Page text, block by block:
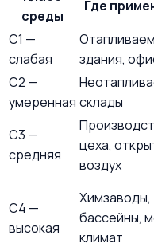
среды
Где
C1 —
слабая
здания,
C2 —
умеренная склады
C3 —
средняя
цеха,
воздух
C4 —
высокая
Химзаводы,
бассейны,
климат